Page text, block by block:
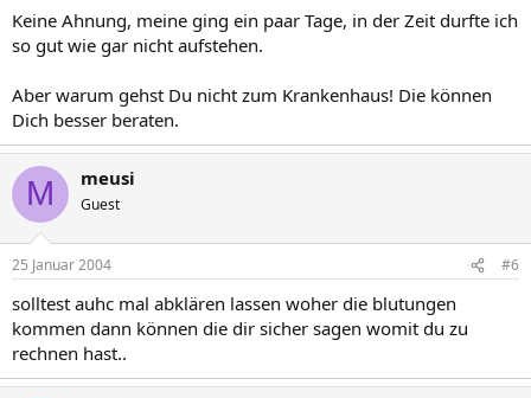
Keine Ahnung, meine ging ein paar Tage, in der Zeit durfte ich
so gut wie gar nicht aufstehen.
Aber warum gehst Du nicht zum Krankenhaus! Die können
Dich besser beraten.
M meusi
Guest
25 Januar 2004 #6
solltest auhc mal abklären lassen woher die blutungen
kommen dann können die dir sicher sagen womit du zu
rechnen hast..